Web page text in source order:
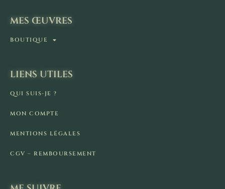
MES ŒUVRES
BOUTIQUE
LIENS UTILES
QUI SUIS-JE ?
MON COMPTE
MENTIONS LÉGALES
CGV – REMBOURSEMENT